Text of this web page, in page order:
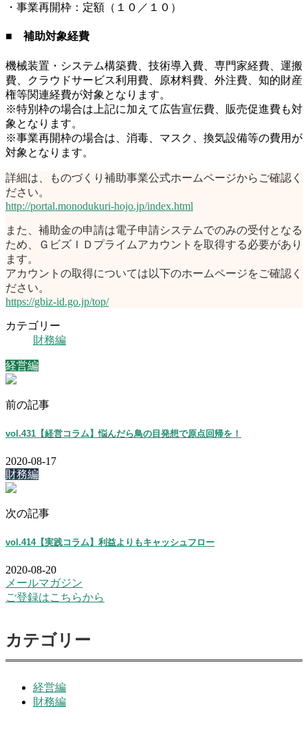
・事業再開枠：定額（１０／１０）
■ 補助対象経費
機械装置・システム構築費、技術導入費、専門家経費、運搬
費、クラウドサービス利用費、原材料費、外注費、知的財産
権等関連経費が対象となります。
※特別枠の場合は上記に加えて広告宣伝費、販売促進費も対
象となります。
※事業再開枠の場合は、消毒、マスク、換気設備等の費用が
対象となります。
詳細は、ものづくり補助事業公式ホームページからご確認く
ださい。
http://portal.monodukuri-hojo.jp/index.html
また、補助金の申請は電子申請システムでのみの受付となる
ため、ＧビズＩＤプライムアカウントを取得する必要があり
ます。
アカウントの取得については以下のホームページをご確認く
ださい。
https://gbiz-id.go.jp/top/
カテゴリー
財務編
経営編
前の記事
vol.431【経営コラム】悩んだら鳥の目発想で原点回帰を！
2020-08-17
財務編
次の記事
vol.414【実践コラム】利益よりもキャッシュフロー
2020-08-20
メールマガジン
ご登録はこちらから
カテゴリー
経営編
財務編